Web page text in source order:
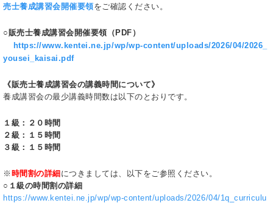
売士養成講習会開催要領をご確認ください。
○販売士養成講習会開催要領（PDF）
https://www.kentei.ne.jp/wp/wp-content/uploads/2026/04/2026_
yousei_kaisai.pdf
《販売士養成講習会の講義時間について》
養成講習会の最少講義時間数は以下のとおりです。
１級：２０時間
２級：１５時間
３級：１５時間
※ 時間割の詳細につきましては、以下をご参照ください。
○１級の時間割の詳細
https://www.kentei.ne.jp/wp/wp-content/uploads/2026/04/1q_curriculu